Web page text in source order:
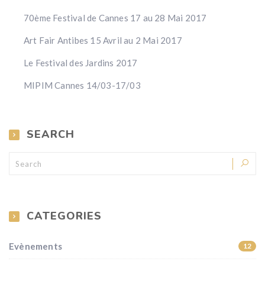
70ème Festival de Cannes 17 au 28 Mai 2017
Art Fair Antibes 15 Avril au 2 Mai 2017
Le Festival des Jardins 2017
MIPIM Cannes 14/03-17/03
SEARCH
CATEGORIES
Evènements 12